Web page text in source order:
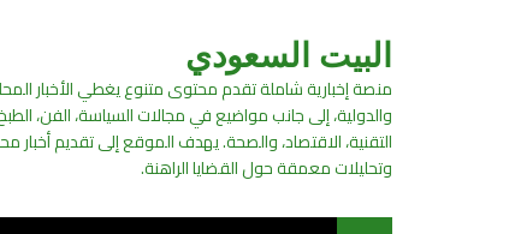
البيت السعودي
منصة إخبارية شاملة تقدم محتوى متنوع يغطي الأخبار
والدولية، إلى جانب مواضيع في مجالات السياسة، الفن،
التقنية، الاقتصاد، والصحة. يهدف الموقع إلى تقديم أخبار
وتحليلات معمقة حول القضايا الراهنة.